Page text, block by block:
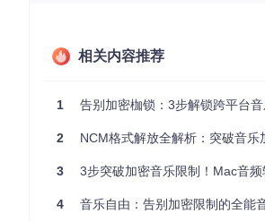
clone
cd
qmc-decoder
相关内容推荐
1 告别加密枷锁：3步解锁跨平台
2 NCM格式解放全解析：突破音乐
3 3步突破加密音乐限制！Mac音
4 音乐自由：告别加密限制的全能